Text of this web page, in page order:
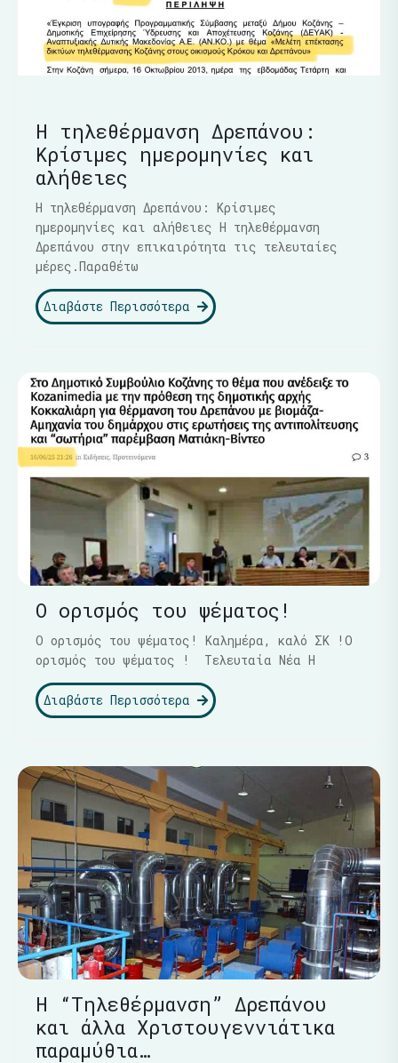
Η τηλεθέρμανση Δρεπάνου:
Κρίσιμες ημερομηνίες και
αλήθειες
Η τηλεθέρμανση Δρεπάνου: Κρίσιμες
ημερομηνίες και αλήθειες Η τηλεθέρμανση
Δρεπάνου στην επικαιρότητα τις τελευταίες
μέρες.Παραθέτω
Διαβάστε Περισσότερα
Ο ορισμός του ψέματος!
Ο ορισμός του ψέματος! Καλημέρα, καλό ΣΚ !Ο
ορισμός του ψέματος ! Τελευταία Νέα Η
Διαβάστε Περισσότερα
Η “Τηλεθέρμανση” Δρεπάνου
και άλλα Χριστουγεννιάτικα
παραμύθια…